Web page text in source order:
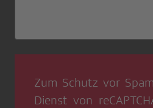
Zum Schutz vor
Dienst von